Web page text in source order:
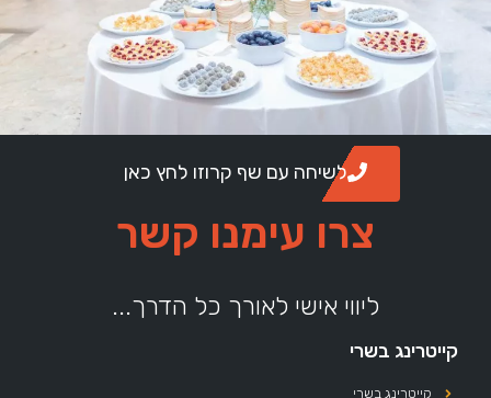
לשיחה עם שף קרוזו לחץ כאן
צרו עימנו קשר
ליווי אישי לאורך כל הדרך...
קייטרינג בשרי
קייטרינג בשרי